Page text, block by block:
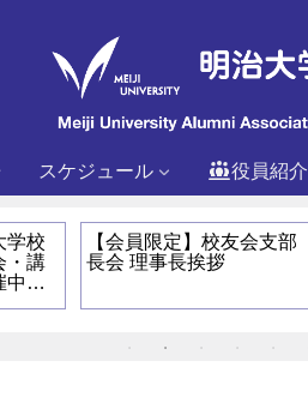
スケジュール 役員紹介
学校
・講
中止
【会員限定】校友会支部
長会 理事長挨拶